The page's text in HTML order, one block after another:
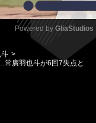
Mute
Powered by GliaStudios
常廣羽也斗が6回7失点と